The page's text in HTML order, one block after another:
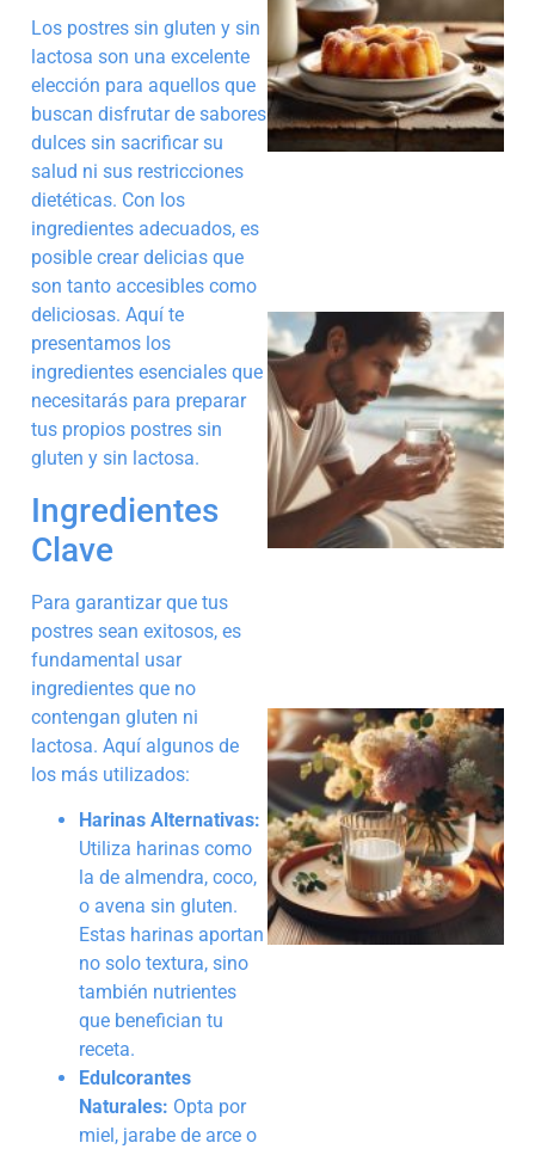
Los postres sin gluten y sin
lactosa son una excelente
elección para aquellos que
buscan disfrutar de sabores
dulces sin sacrificar su
salud ni sus restricciones
dietéticas. Con los
ingredientes adecuados, es
posible crear delicias que
son tanto accesibles como
deliciosas. Aquí te
presentamos los
ingredientes esenciales que
necesitarás para preparar
tus propios postres sin
gluten y sin lactosa.
Ingredientes
Clave
Para garantizar que tus
postres sean exitosos, es
fundamental usar
ingredientes que no
contengan gluten ni
lactosa. Aquí algunos de
los más utilizados:
Harinas Alternativas:
Utiliza harinas como
la de almendra, coco,
o avena sin gluten.
Estas harinas aportan
no solo textura, sino
también nutrientes
que benefician tu
receta.
Edulcorantes
Naturales: Opta por
miel, jarabe de arce o